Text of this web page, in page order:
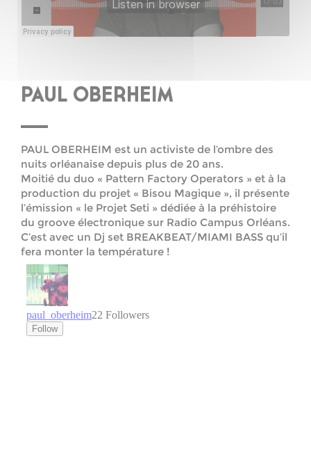
PAUL OBERHEIM
PAUL OBERHEIM est un activiste de l’ombre des
nuits orléanaise depuis plus de 20 ans.
Moitié du duo « Pattern Factory Operators » et à la
production du projet « Bisou Magique », il présente
l’émission « le Projet Seti » dédiée à la préhistoire
du groove électronique sur Radio Campus Orléans.
C’est avec un Dj set BREAKBEAT/MIAMI BASS qu’il
fera monter la température !